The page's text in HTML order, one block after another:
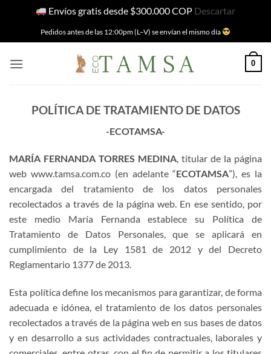
Envíos gratis desde $300.000 COP Descartar
to
content
Pedidos antes de las 12:00pm (L–V) se envían el mismo día
0
POLÍTICA DE TRATAMIENTO DE DATOS
-ECOTAMSA-
MARÍA FERNANDA TORRES MEDINA, titular de la página
web www.tamsa.com.co(en adelante “ECOTAMSA”), es la
encargada del tratamiento de los datos personales
recolectados a través de la página web. En ese sentido, por
este medio María Fernanda establece su Política de
Tratamiento de Datos Personales, que se aplicará en
cumplimiento de la Ley 1581 de 2012 y del Decreto
Reglamentario 1377 de 2013.
Esta política define los mecanismos para garantizar, de forma
adecuada e idónea, el tratamiento de los datos personales
recolectados a través de la página web en sus bases de datos
y en desarrollo a sus actividades contractuales, laborales y